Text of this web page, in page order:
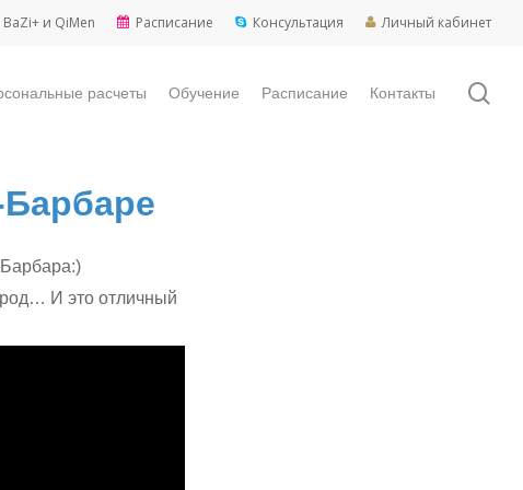
и QiMen Расписание Консультация Личный кабинет
расчеты Обучение Расписание Контакты
И это отличный